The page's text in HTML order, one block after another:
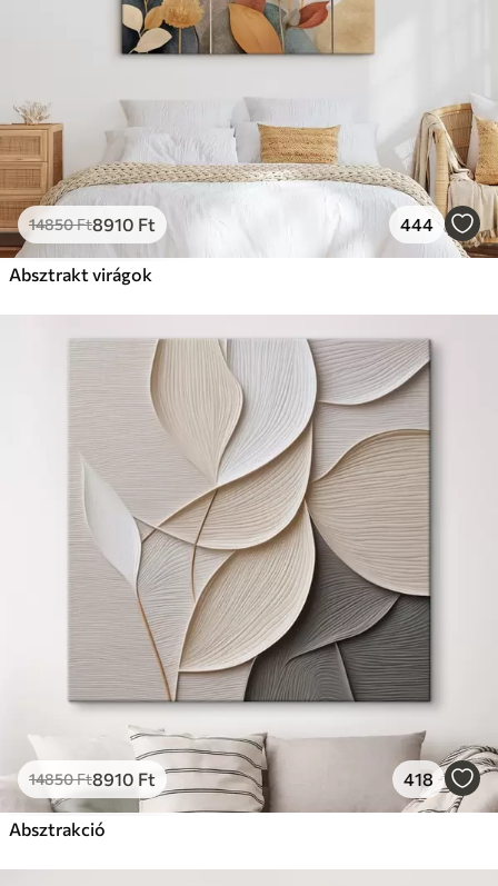
14850Ft8910 Ft 444
Absztrakt virágok
14850Ft8910 Ft 418
Absztrakció